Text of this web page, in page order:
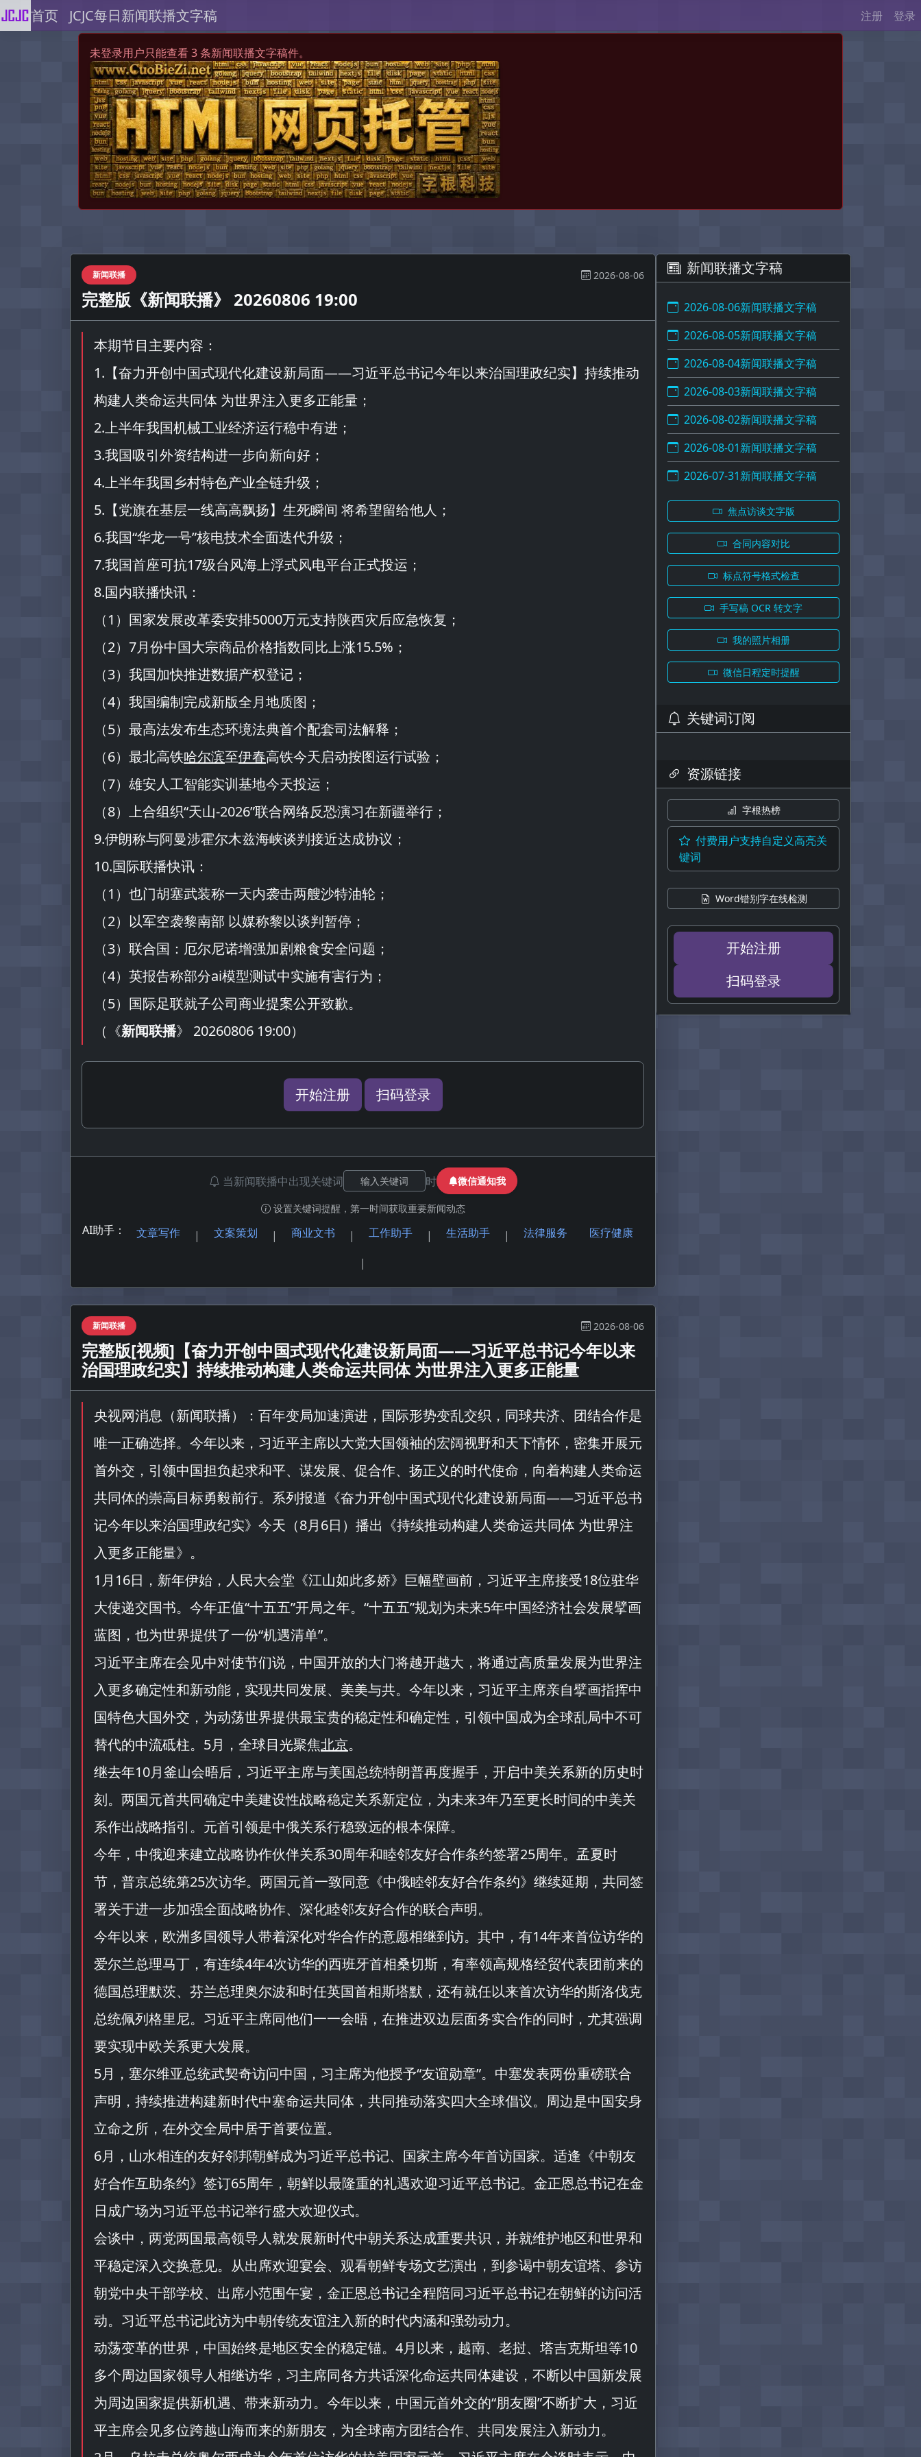
首页 JCJC每日新闻联播文字稿 注册 登录
未登录用户只能查看 3 条新闻联播文字稿件。
新闻联播 2026-08-06
完整版《新闻联播》 20260806 19:00
本期节目主要内容：
1.【奋力开创中国式现代化建设新局面——习近平总书记今年以来治国理政纪实】持续推动
构建人类命运共同体 为世界注入更多正能量；
2.上半年我国机械工业经济运行稳中有进；
3.我国吸引外资结构进一步向新向好；
4.上半年我国乡村特色产业全链升级；
5.【党旗在基层一线高高飘扬】生死瞬间 将希望留给他人；
6.我国“华龙一号”核电技术全面迭代升级；
7.我国首座可抗17级台风海上浮式风电平台正式投运；
8.国内联播快讯：
（1 ）国家发展改革委安排5000万元支持陕西灾后应急恢复；
（2）7月份中国大宗商品价格指数同比上涨15.5%；
（3）我国加快推进数据产权登记；
（4）我国编制完成新版全月地质图；
（5）最高法发布生态环境法典首个配套司法解释；
（6）最北高铁哈尔滨至伊春高铁今天启动按图运行试验；
（7）雄安人工智能实训基地今天投运；
（8）上合组织“天山-2026”联合网络反恐演习在新疆举行；
9.伊朗称与阿曼涉霍尔木兹海峡谈判接近达成协议；
10.国际联播快讯：
（1 ）也门胡塞武装称一天内袭击两艘沙特油轮；
（2）以军空袭黎南部 以媒称黎以谈判暂停；
（3）联合国：厄尔尼诺增强加剧粮食安全问题；
（4）英报告称部分ai模型测试中实施有害行为；
（5）国际足联就子公司商业提案公开致歉。
（ 《新闻联播》 20260806 19:00）
开始注册 扫码登录
当新闻联播中出现关键词 时 微信通知我
设置关键词提醒，第一时间获取重要新闻动态
AI助手： 文章写作 | 文案策划 | 商业文书 | 工作助手 | 生活助手 | 法律服务
医疗健康
|
新闻联播 2026-08-06
完整版[视频]【奋力开创中国式现代化建设新局面——习近平总书记今年以来
治国理政纪实】持续推动构建人类命运共同体 为世界注入更多正能量
央视网消息（新闻联播）：百年变局加速演进，国际形势变乱交织，同球共济、团结合作是
唯一正确选择。今年以来，习近平主席以大党大国领袖的宏阔视野和天下情怀，密集开展元
首外交，引领中国担负起求和平、谋发展、促合作、扬正义的时代使命，向着构建人类命运
共同体的崇高目标勇毅前行。系列报道《奋力开创中国式现代化建设新局面——习近平总书
记今年以来治国理政纪实》今天（8月6日 ）播出《持续推动构建人类命运共同体 为世界注
入更多正能量》。
1月16日，新年伊始，人民大会堂《江山如此多娇》巨幅壁画前，习近平主席接受18位驻华
大使递交国书。今年正值“十五五”开局之年。“十五五”规划为未来5年中国经济社会发展擘画
蓝图，也为世界提供了一份“机遇清单”。
习近平主席在会见中对使节们说，中国开放的大门将越开越大，将通过高质量发展为世界注
入更多确定性和新动能，实现共同发展、美美与共。今年以来，习近平主席亲自擘画指挥中
国特色大国外交，为动荡世界提供最宝贵的稳定性和确定性，引领中国成为全球乱局中不可
替代的中流砥柱。5月，全球目光聚焦北京。
继去年10月釜山会晤后，习近平主席与美国总统特朗普再度握手，开启中美关系新的历史时
刻。两国元首共同确定中美建设性战略稳定关系新定位，为未来3年乃至更长时间的中美关
系作出战略指引。元首引领是中俄关系行稳致远的根本保障。
今年，中俄迎来建立战略协作伙伴关系30周年和睦邻友好合作条约签署25周年。孟夏时
节，普京总统第25次访华。两国元首一致同意《中俄睦邻友好合作条约》继续延期，共同签
署关于进一步加强全面战略协作、深化睦邻友好合作的联合声明。
今年以来，欧洲多国领导人带着深化对华合作的意愿相继到访。其中，有14年来首位访华的
爱尔兰总理马丁，有连续4年4次访华的西班牙首相桑切斯，有率领高规格经贸代表团前来的
德国总理默茨、芬兰总理奥尔波和时任英国首相斯塔默，还有就任以来首次访华的斯洛伐克
总统佩列格里尼。习近平主席同他们一一会晤，在推进双边层面务实合作的同时，尤其强调
要实现中欧关系更大发展。
5月，塞尔维亚总统武契奇访问中国，习主席为他授予“友谊勋章”。中塞发表两份重磅联合
声明，持续推进构建新时代中塞命运共同体，共同推动落实四大全球倡议。周边是中国安身
立命之所，在外交全局中居于首要位置。
6月，山水相连的友好邻邦朝鲜成为习近平总书记、国家主席今年首访国家。适逢《中朝友
好合作互助条约》签订65周年，朝鲜以最隆重的礼遇欢迎习近平总书记。金正恩总书记在金
日成广场为习近平总书记举行盛大欢迎仪式。
会谈中，两党两国最高领导人就发展新时代中朝关系达成重要共识，并就维护地区和世界和
平稳定深入交换意见。从出席欢迎宴会、观看朝鲜专场文艺演出，到参谒中朝友谊塔、参访
朝党中央干部学校、出席小范围午宴，金正恩总书记全程陪同习近平总书记在朝鲜的访问活
动。习近平总书记此访为中朝传统友谊注入新的时代内涵和强劲动力。
动荡变革的世界，中国始终是地区安全的稳定锚。4月以来，越南、老挝、塔吉克斯坦等10
多个周边国家领导人相继访华，习主席同各方共话深化命运共同体建设，不断以中国新发展
为周边国家提供新机遇、带来新动力。今年以来，中国元首外交的“朋友圈”不断扩大，习近
平主席会见多位跨越山海而来的新朋友，为全球南方团结合作、共同发展注入新动力。
新闻联播文字稿
2026-08-06新闻联播文字稿
2026-08-05新闻联播文字稿
2026-08-04新闻联播文字稿
2026-08-03新闻联播文字稿
2026-08-02新闻联播文字稿
2026-08-01新闻联播文字稿
2026-07-31新闻联播文字稿
焦点访谈文字版
合同内容对比
标点符号格式检查
手写稿 OCR 转文字
我的照片相册
微信日程定时提醒
关键词订阅
资源链接
字根热榜
付费用户支持自定义高亮关
键词
Word错别字在线检测
开始注册
扫码登录